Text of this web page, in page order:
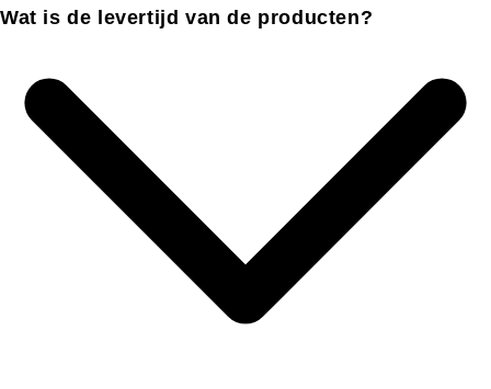
Wat is de levertijd van de producten?